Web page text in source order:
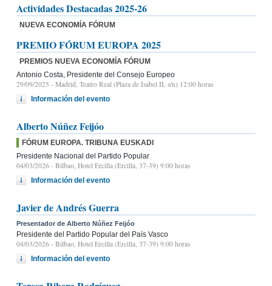
Actividades Destacadas 2025-26
NUEVA ECONOMÍA FÓRUM
PREMIO FÓRUM EUROPA 2025
PREMIOS NUEVA ECONOMÍA FÓRUM
Antonio Costa, Presidente del Consejo Europeo
29/09/2025 - Madrid, Teatro Real (Plaza de Isabel II, s/n) 12:00 horas
Información del evento
Alberto Núñez Feijóo
FÓRUM EUROPA. TRIBUNA EUSKADI
Presidente Nacional del Partido Popular
04/03/2026 - Bilbao, Hotel Ercilla (Ercilla, 37-39) 9:00 horas
Información del evento
Javier de Andrés Guerra
Presentador de Alberto Núñez Feijóo
Presidente del Partido Popular del País Vasco
04/03/2026 - Bilbao, Hotel Ercilla (Ercilla, 37-39) 9:00 horas
Información del evento